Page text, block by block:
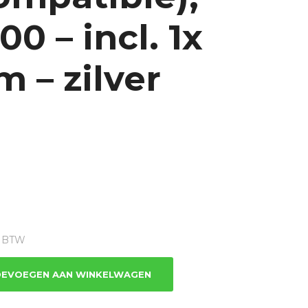
– incl. 1x
– zilver
BTW
AAN WINKELWAGEN